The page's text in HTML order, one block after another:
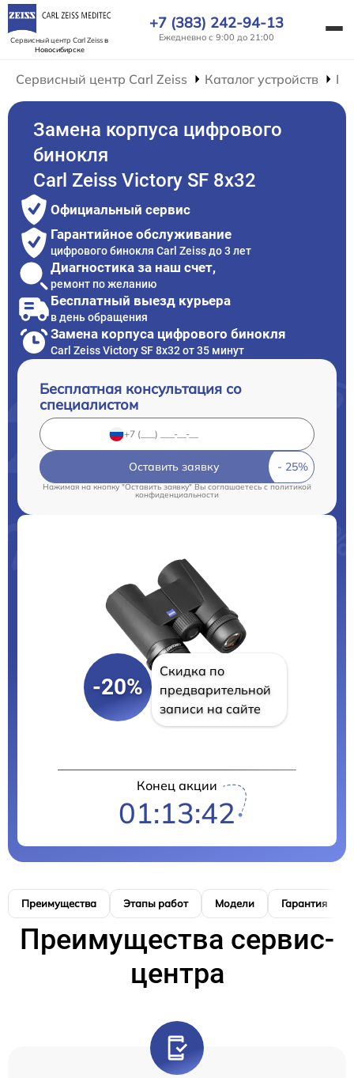
Сервисный центр Carl Zeissв
Новосибирске
+7 (383) 242-94-13
Ежедневно с 9:00 до 21:00
Сервисный центр Carl Zeiss Каталог устройств
Замена корпуса цифрового
бинокля
Carl Zeiss Victory SF 8x32
Официальный сервис
Гарантийное обслуживание
цифрового бинокля Carl Zeiss до 3 лет
Диагностика за наш счет,
ремонт по желанию
Бесплатный выезд курьера
в день обращения
Замена корпуса цифрового бинокля
Carl Zeiss Victory SF 8x32 от 35 минут
Бесплатная консультация со
специалистом
Оставить заявку
Нажимая на кнопку "Оставить заявку" Вы соглашаетесь cполитикой
конфиденциальности
-20%
Скидка по
предварительной
записи на сайте
Конец акции
01:13:41
Преимущества Этапы работ Модели Гарантия
Преимущества сервис-
центра